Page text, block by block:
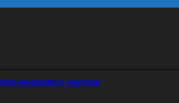
emigrantes a regressar